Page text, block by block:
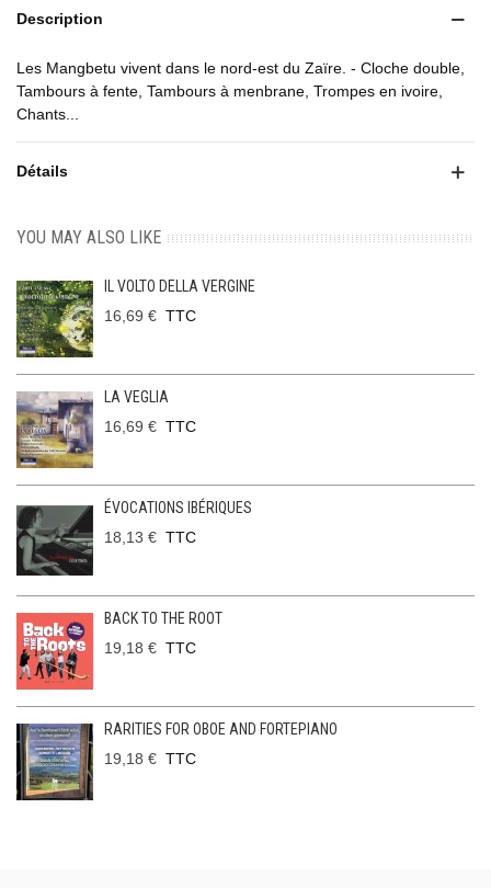
Description
Les Mangbetu vivent dans le nord-est du Zaïre. - Cloche double,
Tambours à fente, Tambours à menbrane, Trompes en ivoire,
Chants...
Détails
YOU MAY ALSO LIKE
IL VOLTO DELLA VERGINE
16,69 € TTC
LA VEGLIA
16,69 € TTC
ÉVOCATIONS IBÉRIQUES
18,13 € TTC
BACK TO THE ROOT
19,18 € TTC
RARITIES FOR OBOE AND FORTEPIANO
19,18 € TTC